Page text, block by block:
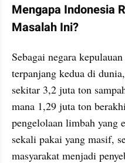
Mengapa Indonesia
Masalah Ini?
Sebagai negara
terpanjang kedua di
sekitar 3,2 juta ton
mana 1,29 juta ton
pengelolaan limbah yang
sekali pakai yang masif,
masyarakat menjadi